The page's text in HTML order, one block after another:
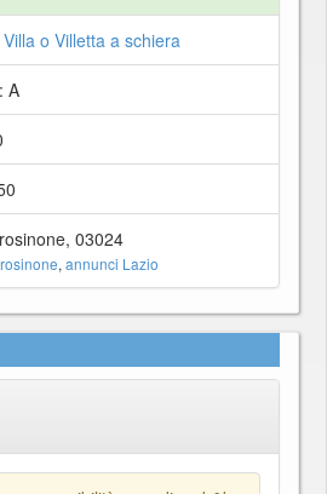
Villa o Villetta a schiera
: A
03024
, annunci Lazio